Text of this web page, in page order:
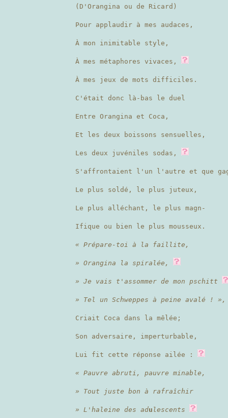
(D'Orangina ou de Ricard)
Pour applaudir à mes audaces,
À mon inimitable style,
À mes métaphores vivaces,
À mes jeux de mots difficiles.
C'était donc là-bas le duel
Entre Orangina et Coca,
Et les deux boissons sensuelles,
Les deux juvéniles sodas,
S'affrontaient l'un l'autre et que
Le plus soldé, le plus juteux,
Le plus alléchant, le plus magn-
Ifique ou bien le plus mousseux.
« Prépare-toi à la faillite,
» Orangina la spiralée,
» Je vais t'assommer de mon pschitt
» Tel un Schweppes à peine avalé ! »,
Criait Coca dans la mêlée;
Son adversaire, imperturbable,
Lui fit cette réponse ailée :
« Pauvre abruti, pauvre minable,
» Tout juste bon à rafraîchir
» L'haleine des adu lescents